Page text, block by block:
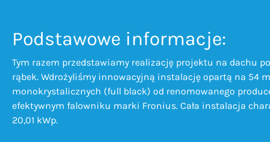
Podstawowe informacje:
Tym razem przedstawiamy realizację projektu na dachu
rąbek. Wdrożyliśmy innowacyjną instalację opartą na 54
monokrystalicznych (full black) od renomowanego
efektywnym falowniku marki Fronius. Cała instalacja
20,01 kWp.